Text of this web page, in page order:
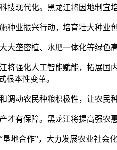
现代化。黑龙江将因地制宜培
业振兴行动，培育壮大种业创
垄密植、水肥一体化等绿色高
强化人工智能赋能，拓展国内
根本性变革。
动农民种粮积极性，让农民种
有保障。黑龙江将提高强农惠
合作”，大力发展农业社会化